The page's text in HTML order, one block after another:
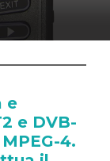
e
e DVB-
4.